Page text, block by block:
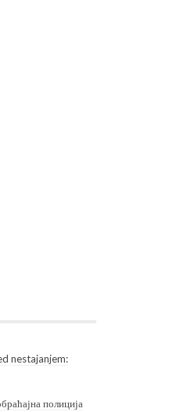
nestajanjem:
полиција